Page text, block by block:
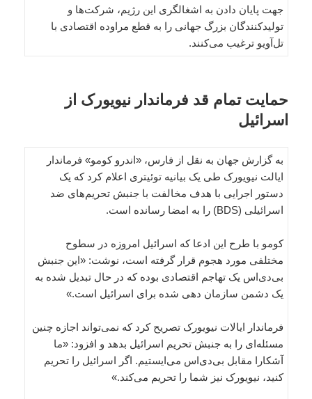
جهت پایان دادن به اشغالگری این رژیم، شرکت‌ها و
تولیدکنندگان بزرگ جهانی را به قطع مراوده اقتصادی با
تل‌آویو ترغیب می‌کنند.
حمایت تمام قد فرماندار نیویورک از
اسرائیل
به گزارش جهان به نقل از فارس، «اندرو کومو» فرماندار
ایالت نیویورک طی یک بیانیه توئیتری اعلام کرد که یک
دستور اجرایی با هدف مخالفت با جنبش تحریم‌های ضد
اسرائیلی (BDS) را به امضا رسانده است.
کومو با طرح این ادعا که اسرائیل امروزه در سطوح
مختلفی مورد هجوم قرار گرفته است، نوشت: «این جنبش
بی‌دی‌اس یک تهاجم اقتصادی بوده که در حال تبدیل شده به
یک دشمن سازمان دهی شده برای اسرائیل است.»
فرماندار ایالات نیویورک تصریح کرد که نمی‌تواند اجازه چنین
مسئله‌ای را به جنبش تحریم‌ اسرائیل بدهد و افزود: «ما
آشکارا مقابل بی‌دی‌اس می‌ایستیم. اگر اسرائیل را تحریم
کنید، نیویورک نیز شما را تحریم می‌کند.»